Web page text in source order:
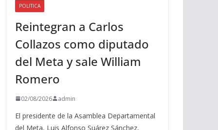
i
b
a
POLITICA
Reintegran a Carlos
Collazos como diputado
del Meta y sale William
Romero
02/08/2026 admin
El presidente de la Asamblea Departamental
del Meta, Luis Alfonso Suárez Sánchez,